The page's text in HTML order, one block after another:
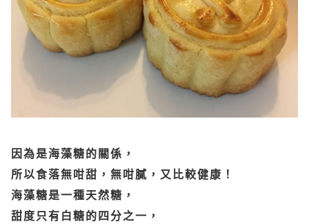
因為是海藻糖的關係，
所以食落無咁甜，無咁膩，又比較健康！
海藻糖是一種天然糖，
甜度只有白糖的四分之一，